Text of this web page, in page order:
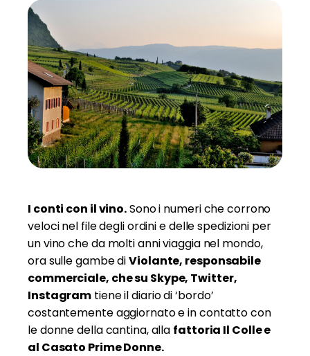
I conti con il vino.Sono i numeri che corrono
veloci nel file degli ordini e delle spedizioni per
un vino che da molti anni viaggia nel mondo,
ora sulle gambe diViolante, responsabile
commerciale, che su Skype, Twitter,
Instagram tiene il diario di ‘bordo’
costantemente aggiornato e in contatto con
le donne della cantina, alla fattoria Il Colle e
al Casato Prime Donne.